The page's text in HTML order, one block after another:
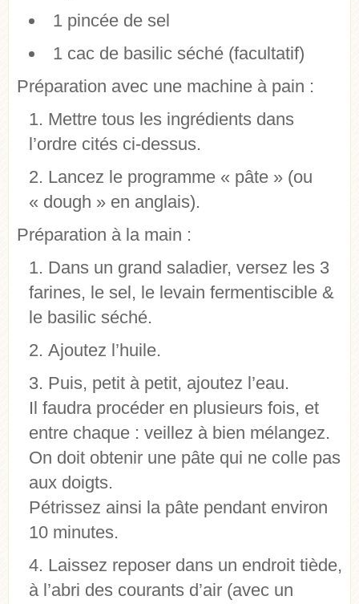
1 pincée de sel
1 cac de basilic séché (facultatif)
Préparation avec une machine à pain :
Mettre tous les ingrédients dans
l’ordre cités ci-dessus.
Lancez le programme « pâte » (ou
« dough » en anglais).
Préparation à la main :
Dans un grand saladier, versez les 3
farines, le sel, le levain fermentiscible &
le basilic séché.
Ajoutez l’huile.
Puis, petit à petit, ajoutez l’eau.
Il faudra procéder en plusieurs fois, et
entre chaque : veillez à bien mélangez.
On doit obtenir une pâte qui ne colle pas
aux doigts.
Pétrissez ainsi la pâte pendant environ
10 minutes.
Laissez reposer dans un endroit tiède,
à l’abri des courants d’air (avec un